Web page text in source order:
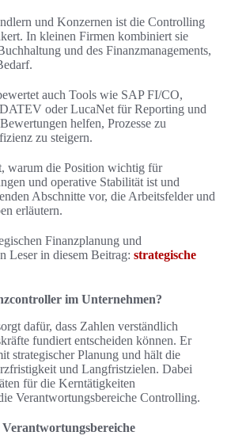
und Konzernen ist die Controlling
In kleinen Firmen kombiniert sie
und des Finanzmanagements,
auch Tools wie SAP FI/CO,
oder LucaNet für Reporting und
helfen, Prozesse zu
zu steigern.
warum die Position wichtig für
und operative Stabilität ist und
Abschnitte vor, die Arbeitsfelder und
erläutern.
Finanzplanung und
Leser in diesem Beitrag: strategische
im Unternehmen?
dafür, dass Zahlen verständlich
fundiert entscheiden können. Er
strategischer Planung und hält die
und Langfristzielen. Dabei
für die Kerntätigkeiten
Verantwortungsbereiche Controlling.